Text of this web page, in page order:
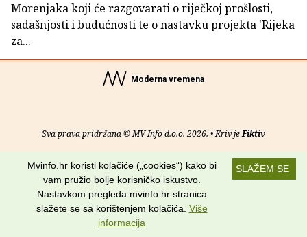
Morenjaka koji će razgovarati o riječkoj prošlosti,
sadašnjosti i budućnosti te o nastavku projekta 'Rijeka
za...
Moderna vremena
Sva prava pridržana © MV Info d.o.o. 2026. • Kriv jeFiktiv
O nama • Pomoć• Uvjeti korištenja• RSS kanali
Potraži nas na:
SLAŽEM SE
Mvinfo.hr koristi kolačiće („cookies“) kako bi
vam pružio bolje korisničko iskustvo.
Nastavkom pregleda mvinfo.hr stranica
slažete se sa korištenjem kolačića. Više
informacija